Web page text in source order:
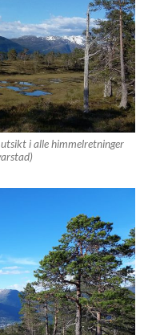
i alle himmelretninger